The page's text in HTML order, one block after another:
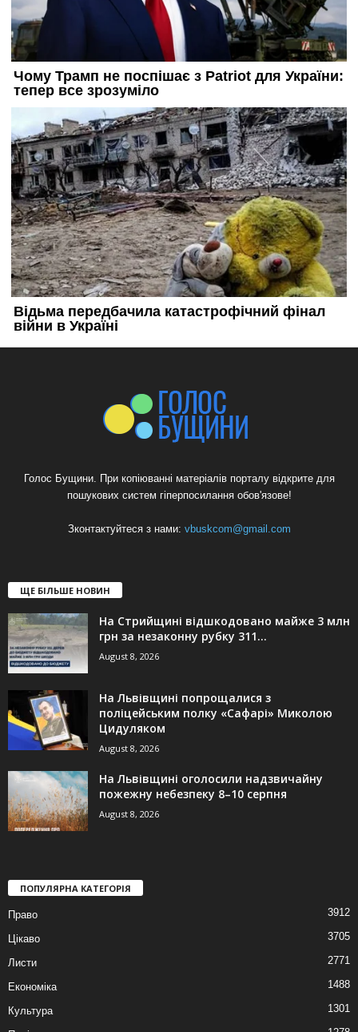
Голос Бущини. При копіюванні матеріалів порталу відкрите для
пошукових систем гіперпосилання обов'язове!
Зконтактуйтеся з нами: vbuskcom@gmail.com
ЩЕ БІЛЬШЕ НОВИН
На Стрийщині відшкодовано майже 3 млн
грн за незаконну рубку 311...
August 8, 2026
На Львівщині попрощалися з
поліцейським полку «Сафарі» Миколою
Цидуляком
August 8, 2026
На Львівщині оголосили надзвичайну
пожежну небезпеку 8–10 серпня
August 8, 2026
ПОПУЛЯРНА КАТЕГОРІЯ
Право 3912
Цікаво 3705
Листи 2771
Економіка 1488
Культура 1301